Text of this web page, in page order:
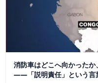
消防車はどこへ向かった
——「説明責任」という言